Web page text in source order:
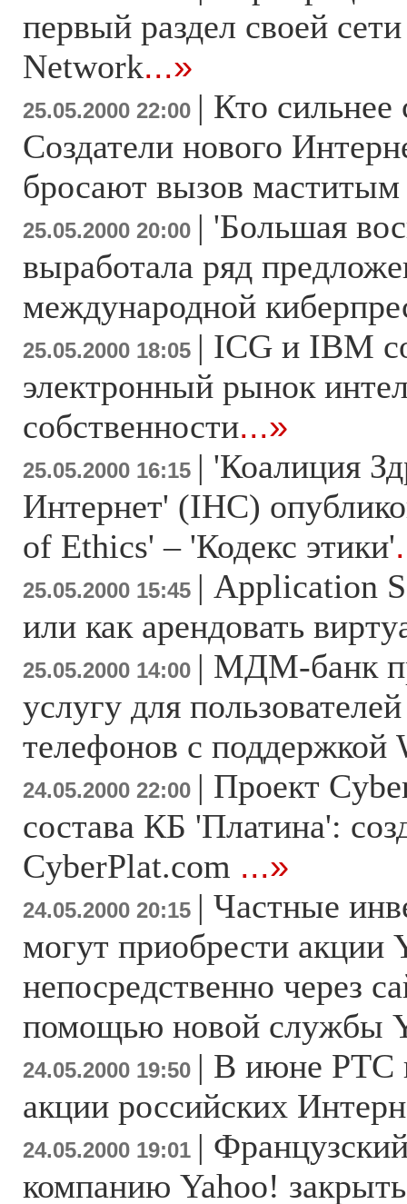
первый раздел своей
Network...»
25.05.2000 22:00 | Кто сильнее
Создатели нового
бросают вызов
25.05.2000 20:00 | 'Большая
выработала ряд
международной
25.05.2000 18:05 | ICG и IBM
электронный рынок
собственности...»
25.05.2000 16:15 | 'Коалиция
Интернет' (IHC)
of Ethics' – 'Кодекс этики'
25.05.2000 15:45 | Application
или как арендовать
25.05.2000 14:00 | МДМ-банк
услугу для
телефонов с поддержкой
24.05.2000 22:00 | Проект
состава КБ 'Платина':
CyberPlat.com ...»
24.05.2000 20:15 | Частные
могут приобрести акции
непосредственно через
помощью новой службы
24.05.2000 19:50 | В июне РТС
акции российских
24.05.2000 19:01 |
компанию Yahoo!